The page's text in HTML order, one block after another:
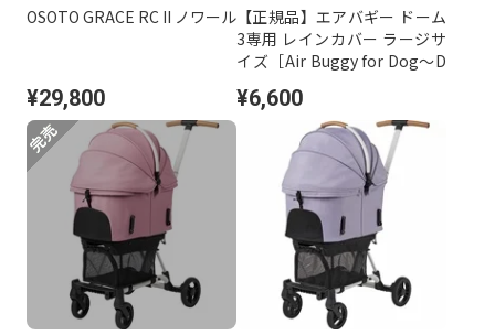
OSOTO GRACE RC II ノワール
¥29,800
【正規品】エアバギー ドーム
3専用 レインカバー ラージサ
イズ［Air Buggy for Dog～D
¥6,600